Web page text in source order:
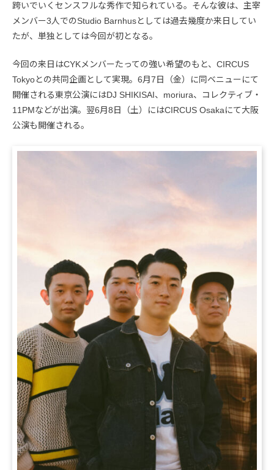
跨いでいくセンスフルな秀作で知られている。そんな彼は、主宰
メンバー3人でのStudio Barnhusとしては過去幾度か来日してい
たが、単独としては今回が初となる。
今回の来日はCYKメンバーたっての強い希望のもと、CIRCUS
Tokyoとの共同企画として実現。6月7日（金）に同ベニューにて
開催される東京公演にはDJ SHIKISAI、moriura、コレクティブ・
11PMなどが出演。翌6月8日（土）にはCIRCUS Osakaにて大阪
公演も開催される。